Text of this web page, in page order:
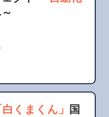
白くまくん」
国